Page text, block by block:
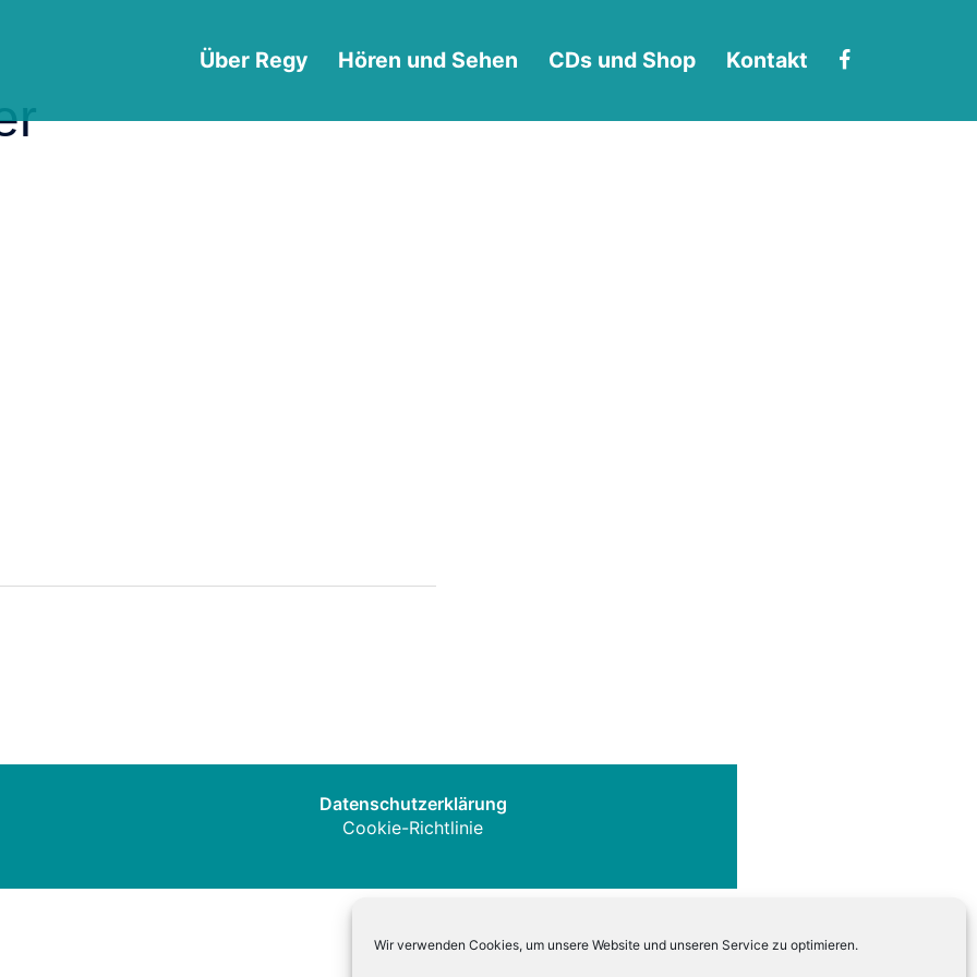
Wir verwenden Cookies, um unsere Website und unseren Service zu optimieren.
Über Regy Hören und Sehen CDs und Shop Kontakt
Datenschutzerklärung
Cookie-Richtlinie